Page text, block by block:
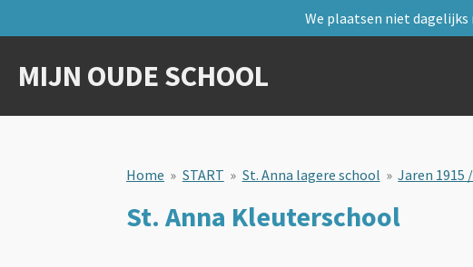
direct
de
We plaatsen niet
MIJN OUDE SCHOOL
Home » START » St. Anna lagere school » Jaren 1915
St. Anna Kleuterschool